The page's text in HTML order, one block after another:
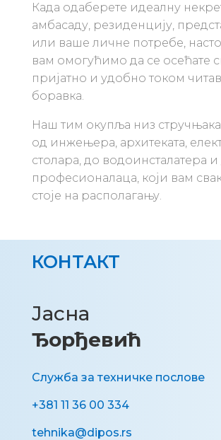
Када одаберете идеалну
амбасаду, резиденцију,
или ваше личне потребе,
вам омогућимо да се осећате
пријатно и удобно током
боравка.
Наш тим окупља низ
од инжењера, архитеката,
столара, до водоинсталатера
професионалаца, који вам
стоје на располагању.
КОНТАКТ
Јасна
Ђорђевић
Служба за техничке послове
+381 11 36 00 334
tehnika@dipos.rs